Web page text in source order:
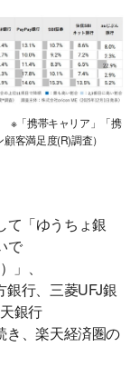
※「携帯キャリア」「携
客満足度(R)調査）
て「ゆうちょ銀
で
」、
銀行、三菱UFJ銀
銀行
き、楽天経済圏の